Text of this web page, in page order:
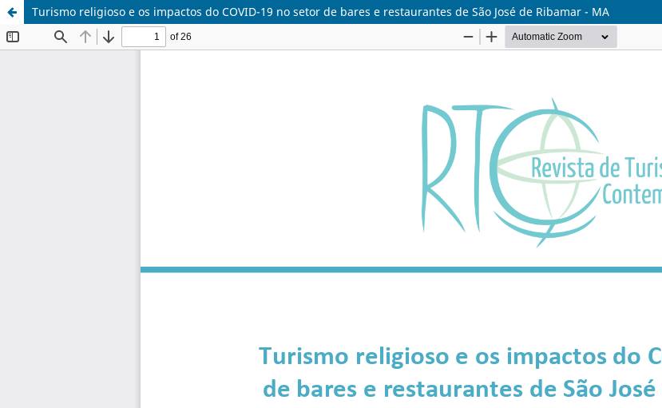
Turismo religioso e os impactos do COVID-19 no setor de bares e restaurantes de São José de Ribamar - MA